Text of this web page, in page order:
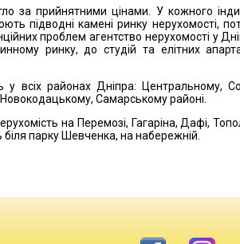
за прийнятними цінами. У кожного
підводні камені ринку нерухомості,
проблем агентство нерухомості у
ринку, до студій та елітних
всіх районах Дніпра: Центральному,
Самарському районі.
на Перемозі, Гагаріна, Дафі,
біля парку Шевченка, на набережній.